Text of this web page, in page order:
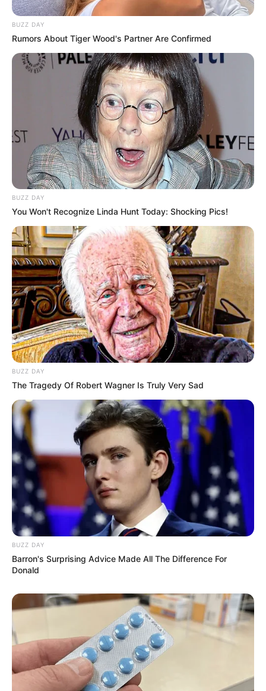
BUZZ DAY
Rumors About Tiger Wood's Partner Are Confirmed
BUZZ DAY
You Won't Recognize Linda Hunt Today: Shocking Pics!
BUZZ DAY
The Tragedy Of Robert Wagner Is Truly Very Sad
BUZZ DAY
Barron's Surprising Advice Made All The Difference For
Donald